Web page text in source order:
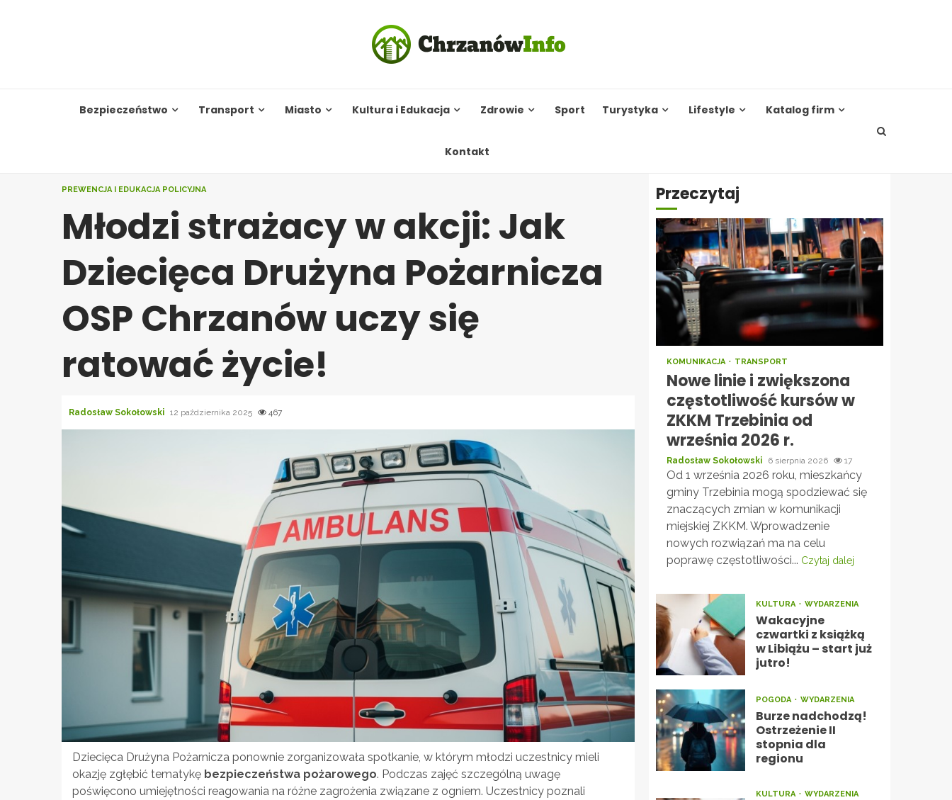
Bezpieczeństwo Transport Miasto Kultura i Edukacja Zdrowie Sport Turystyka Lifestyle Katalog firm
Kontakt
PREWENCJA I EDUKACJA POLICYJNA
Młodzi strażacy w akcji: Jak
Dziecięca Drużyna Pożarnicza
OSP Chrzanów uczy się
ratować życie!
Radosław Sokołowski 12 października 2025 467
Dziecięca Drużyna Pożarnicza ponownie zorganizowała spotkanie, w którym młodzi uczestnicy mieli
okazję zgłębić tematykę bezpieczeństwa pożarowego. Podczas zajęć szczególną uwagę
poświęcono umiejętności reagowania na różne zagrożenia związane z ogniem. Uczestnicy poznali
Przeczytaj
KOMUNIKACJA TRANSPORT
Nowe linie i zwiększona
częstotliwość kursów w
ZKKM Trzebinia od
września 2026 r.
Radosław Sokołowski 6 sierpnia 2026 17
Od 1 września 2026 roku, mieszkańcy
gminy Trzebinia mogą spodziewać się
znaczących zmian w komunikacji
miejskiej ZKKM. Wprowadzenie
nowych rozwiązań ma na celu
poprawę częstotliwości... Czytaj dalej
KULTURA WYDARZENIA
Wakacyjne
czwartki z książką
w Libiążu – start już
jutro!
POGODA WYDARZENIA
Burze nadchodzą!
Ostrzeżenie II
stopnia dla
regionu
KULTURA WYDARZENIA